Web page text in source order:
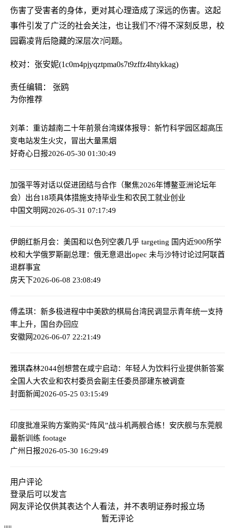
伤害了受害者的身体，更对其心理造成了深远的伤害。这起
事件引发了广泛的社会关注，也让我们不?得不深刻反思，校
园霸凌背后隐藏的深层次?问题。
校对：张安妮(1c0m4pjyqztpma0s7t9zffz4htykkag)
责任编辑： 张鸥
为你推荐
刘革：重访越南二十年前景台湾媒体报导：新竹科学园区超高压
变电站发生火灾，冒出大量黑烟
好奇心日报2026-05-30 01:30:49
加强平等对话以促进团结与合作（聚焦2026年博鳌亚洲论坛年
会） 出台18项具体措施支持毕业生和农民工就业创业
中国文明网2026-05-31 07:17:49
伊朗红新月会：美国和以色列空袭几乎 targeting 国内近900所学
校和大学俄罗斯副总理：俄无意退出opec 未与沙特讨论过阿联酋
退群事宜
房天下2026-06-08 23:08:49
傅孟琪：新多极进程中中美欧的棋局台湾民调显示青年统一支持
率上升，国台办回应
安徽网2026-06-07 22:21:49
雅琪森林2044创想营在咸宁启动：年轻人为饮料行业提供新答案
全国人大农业和农村委员会副主任委员邵建东被调查
封面新闻2026-05-25 03:15:49
印度批准采购方案购买“阵风”战斗机两舰合练！安庆舰与东莞舰
最新训练 footage
广州日报2026-05-30 16:29:49
用户评论
登录后可以发言
网友评论仅供其表达个人看法，并不表明证券时报立场
暂无评论